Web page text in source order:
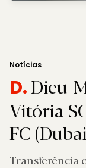
Notícias
D.Dieu-
Vitória
FC
Transferência